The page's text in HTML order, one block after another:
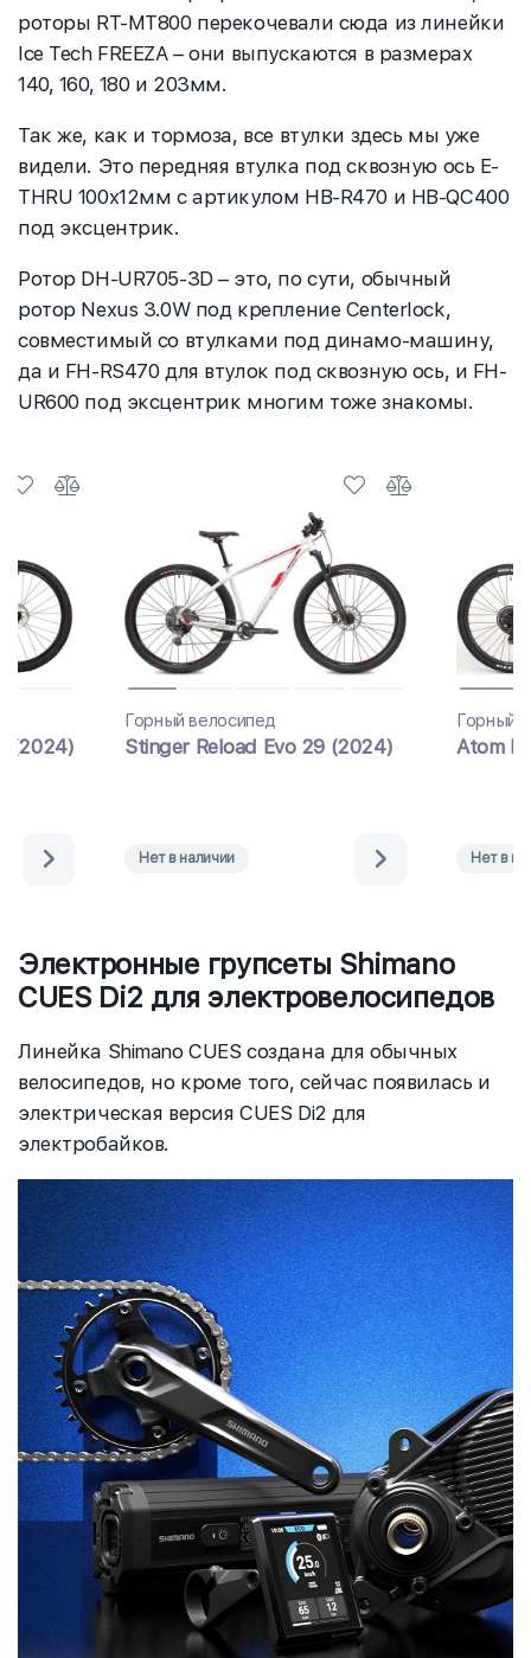
роторы RT-MT800 перекочевали сюда из линейки
Ice Tech FREEZA – они выпускаются в размерах
140, 160, 180 и 203мм.
Так же, как и тормоза, все втулки здесь мы уже
видели. Это передняя втулка под сквозную ось E-
THRU 100x12мм с артикулом HB-R470 и HB-QC400
под эксцентрик.
Ротор DH-UR705-3D – это, по сути, обычный
ротор Nexus 3.0W под крепление Centerlock,
совместимый со втулками под динамо-машину,
да и FH-RS470 для втулок под сквозную ось, и FH-
UR600 под эксцентрик многим тоже знакомы.
(2024)
Горный велосипед
Stinger Reload Evo 29 (2024)
Нет в наличии
Горный
Atom
Нет в
Электронные групсеты Shimano
CUES Di2 для электровелосипедов
Линейка Shimano CUES создана для обычных
велосипедов, но кроме того, сейчас появилась и
электрическая версия CUES Di2 для
электробайков.